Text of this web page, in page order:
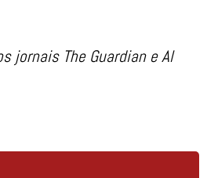
jornais The Guardian e Al